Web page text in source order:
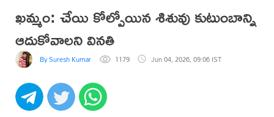
ఖమ్మం: చేయి కోల్పోయిన శిశువు కుటుంబాన్ని
ఆదుకోవాలని వినతి
By Suresh Kumar 1179 Jun 04, 2026, 09:06 IST